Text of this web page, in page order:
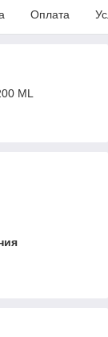
Оплата
ML